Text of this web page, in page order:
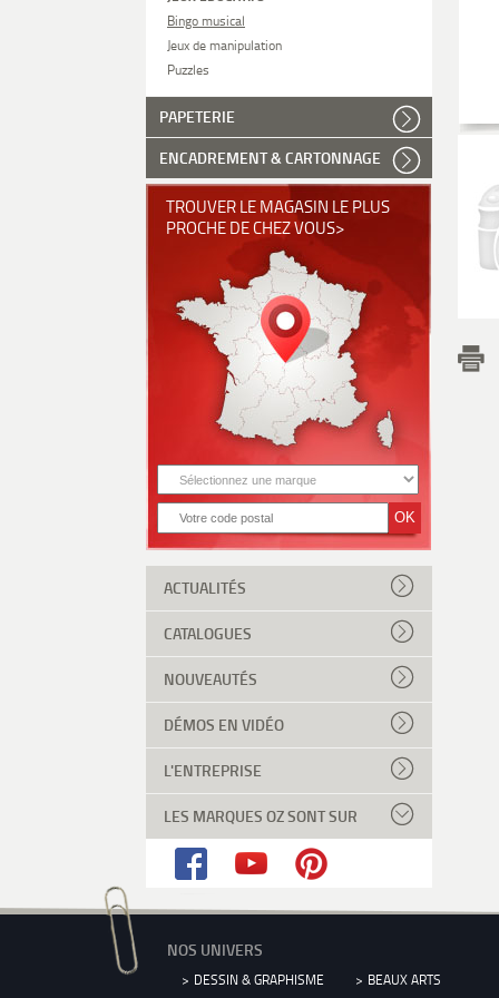
Bingo musical
Jeux de manipulation
Puzzles
PAPETERIE
ENCADREMENT & CARTONNAGE
TROUVER LE MAGASIN LE PLUS
PROCHE DE CHEZ VOUS>
ACTUALITÉS
CATALOGUES
NOUVEAUTÉS
DÉMOS EN VIDÉO
L'ENTREPRISE
LES MARQUES OZ SONT SUR
NOS UNIVERS
DESSIN & GRAPHISME
BEAUX ARTS